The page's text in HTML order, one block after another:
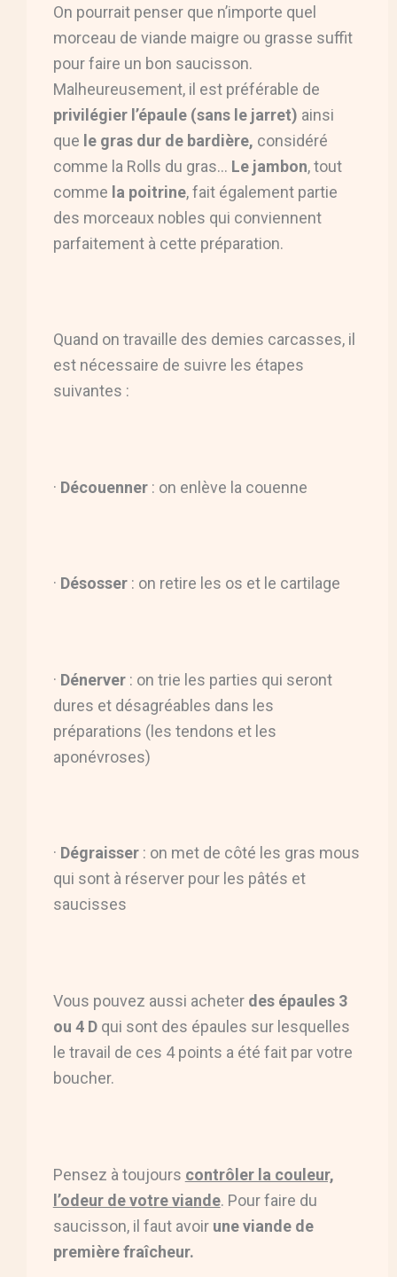
On pourrait penser que n’importe quel
morceau de viande maigre ou grasse suffit
pour faire un bon saucisson.
Malheureusement, il est préférable de
privilégier l’épaule (sans le jarret) ainsi
que le gras dur de bardière, considéré
comme la Rolls du gras… Le jambon, tout
comme la poitrine, fait également partie
des morceaux nobles qui conviennent
parfaitement à cette préparation.
Quand on travaille des demies carcasses, il
est nécessaire de suivre les étapes
suivantes :
· Découenner: on enlève la couenne
· Désosser: on retire les os et le cartilage
· Dénerver: on trie les parties qui seront
dures et désagréables dans les
préparations (les tendons et les
aponévroses)
· Dégraisser: on met de côté les gras mous
qui sont à réserver pour les pâtés et
saucisses
Vous pouvez aussi acheter des épaules 3
ou 4 Dqui sont des épaules sur lesquelles
le travail de ces 4 points a été fait par votre
boucher.
Pensez à toujours contrôler la couleur,
l’odeur de votre viande. Pour faire du
saucisson, il faut avoir une viande de
première fraîcheur.